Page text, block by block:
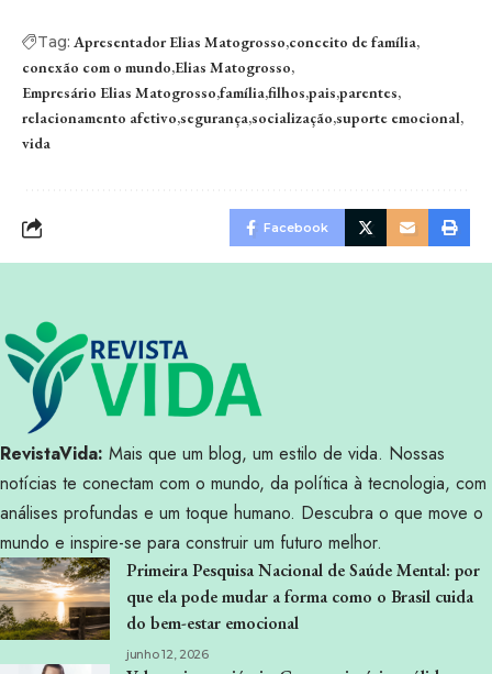
Tag: Apresentador Elias Matogrosso conceito de família
conexão com o mundo Elias Matogrosso
Empresário Elias Matogrosso famíliafilhos pais parentes
relacionamento afetivo segurançasocialização suporte emocional
vida
Facebook
RevistaVida: Mais que um blog, um estilo de vida. Nossas
notícias te conectam com o mundo, da política à tecnologia, com
análises profundas e um toque humano. Descubra o que move o
mundo e inspire-se para construir um futuro melhor.
Primeira Pesquisa Nacional de Saúde Mental: por
que ela pode mudar a forma como o Brasil cuida
do bem-estar emocional
junho 12, 2026